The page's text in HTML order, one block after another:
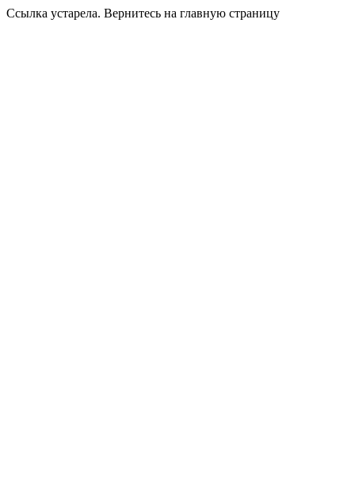
Ссылка устарела. Вернитесь на главную страницу